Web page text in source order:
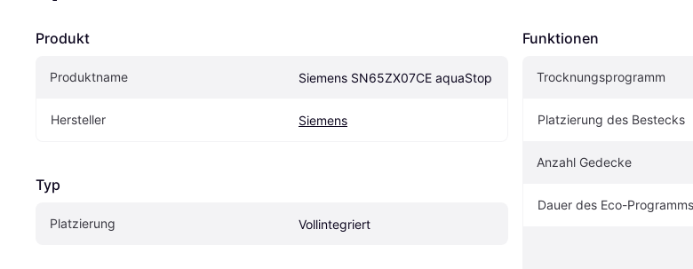
Produkt
Produktname Siemens SN65ZX07CE aquaStop
Hersteller Siemens
Typ
Platzierung Vollintegriert
Funktionen
Trocknungsprogramm
Platzierung des Bestecks
Anzahl Gedecke
Dauer des Eco-Programms